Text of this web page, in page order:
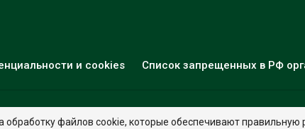
и cookies Список запрещенных в РФ
файлов cookie, которые обеспечивают правильную